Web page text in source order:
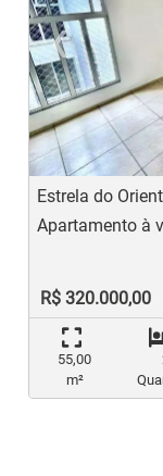
‹
Estrela do
Apartamento à
R$ 320.000,00
55,00
m²